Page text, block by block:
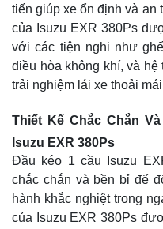
tiến giúp xe ổn định và an
của Isuzu EXR 380Ps
với các tiện nghi như
điều hòa không khí, và hệ
trải nghiệm lái xe thoải
Thiết Kế Chắc Chắn
Isuzu EXR 380Ps
Đầu kéo 1 cầu Isuzu
chắc chắn và bền bỉ để
hành khắc nghiệt trong
của Isuzu EXR 380Ps